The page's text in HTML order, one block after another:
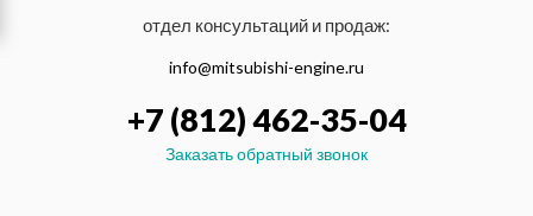
отдел консультаций и продаж:
info@mitsubishi-engine.ru
+7 (812) 462-35-04
Заказать обратный звонок